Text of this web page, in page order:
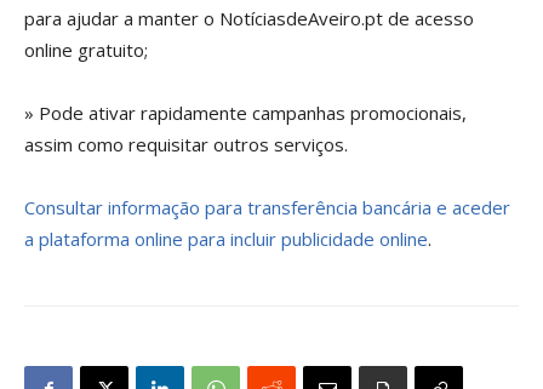
para ajudar a manter o NotíciasdeAveiro.pt de acesso
online gratuito;
» Pode ativar rapidamente campanhas promocionais,
assim como requisitar outros serviços.
Consultar informação para transferência bancária e aceder
a plataforma online para incluir publicidade online.